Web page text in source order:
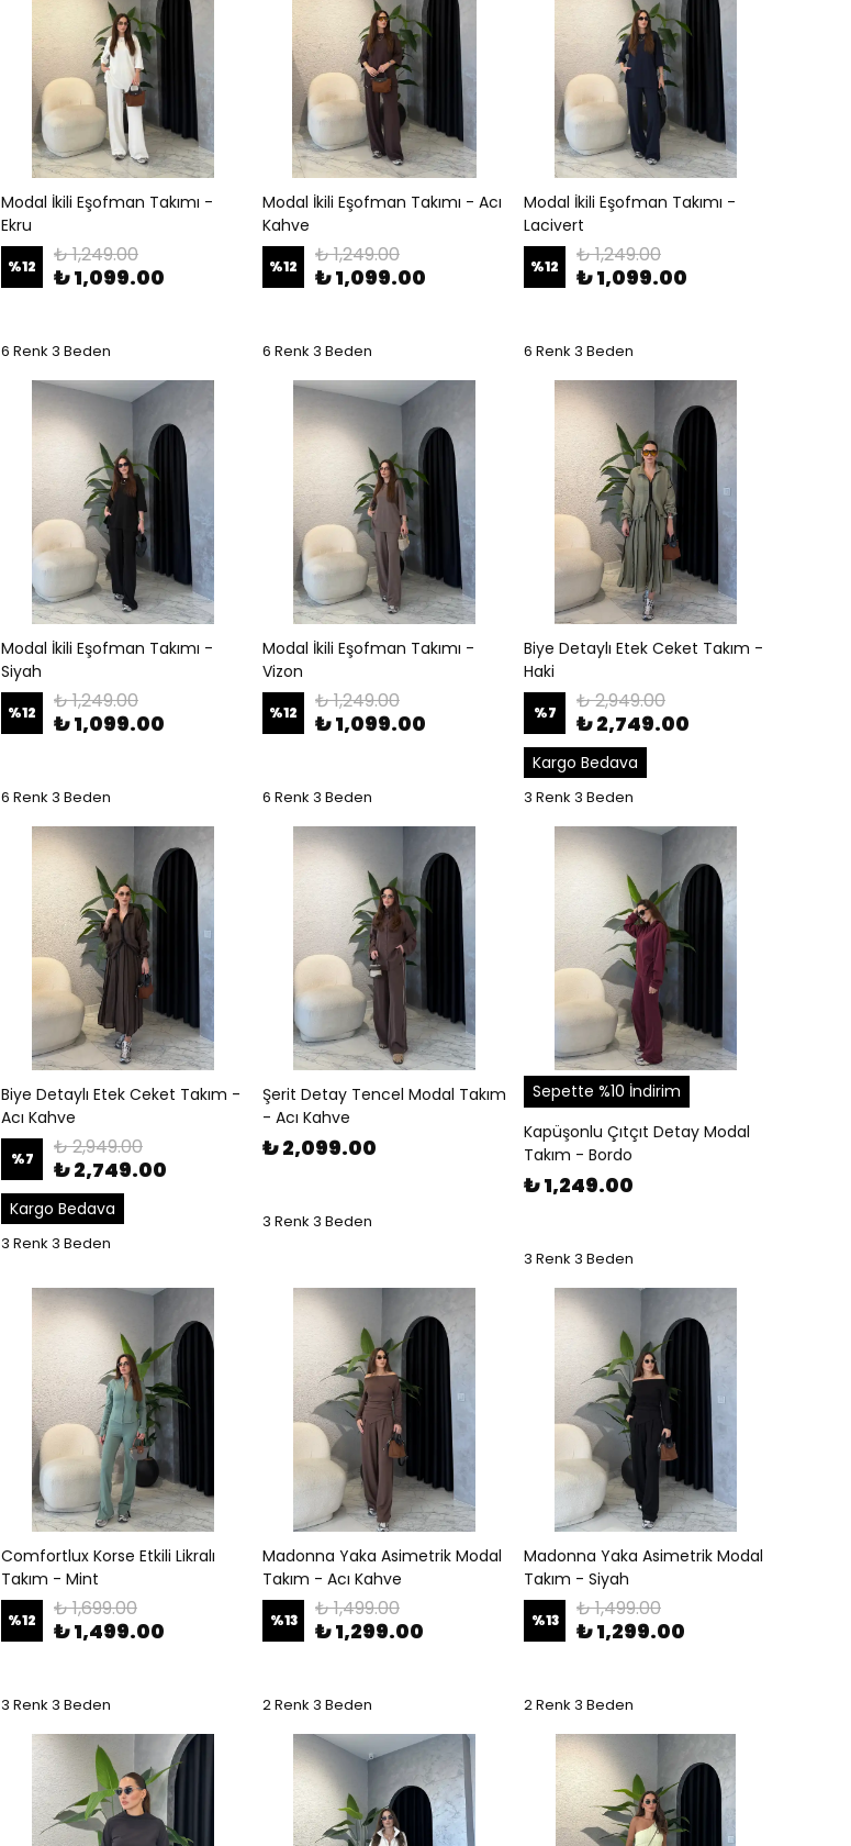
Modal İkili Eşofman Takımı -
Ekru
%12 ₺ 1,249.00
₺ 1,099.00
6 Renk 3 Beden
Modal İkili Eşofman Takımı - Acı
Kahve
%12 ₺ 1,249.00
₺ 1,099.00
6 Renk 3 Beden
Modal İkili Eşofman Takımı -
Lacivert
%12 ₺ 1,249.00
₺ 1,099.00
6 Renk 3 Beden
Modal İkili Eşofman Takımı -
Siyah
%12 ₺ 1,249.00
₺ 1,099.00
6 Renk 3 Beden
Modal İkili Eşofman Takımı -
Vizon
%12 ₺ 1,249.00
₺ 1,099.00
6 Renk 3 Beden
Biye Detaylı Etek Ceket Takım -
Haki
%7 ₺ 2,949.00
₺ 2,749.00
Kargo Bedava
3 Renk 3 Beden
Biye Detaylı Etek Ceket Takım -
Acı Kahve
%7 ₺ 2,949.00
₺ 2,749.00
Kargo Bedava
3 Renk 3 Beden
Şerit Detay Tencel Modal Takım
- Acı Kahve
₺ 2,099.00
3 Renk 3 Beden
Sepette %10 İndirim
Kapüşonlu Çıtçıt Detay Modal
Takım - Bordo
₺ 1,249.00
3 Renk 3 Beden
Comfortlux Korse Etkili Likralı
Takım - Mint
%12 ₺ 1,699.00
₺ 1,499.00
3 Renk 3 Beden
Madonna Yaka Asimetrik Modal
Takım - Acı Kahve
%13 ₺ 1,499.00
₺ 1,299.00
2 Renk 3 Beden
Madonna Yaka Asimetrik Modal
Takım - Siyah
%13 ₺ 1,499.00
₺ 1,299.00
2 Renk 3 Beden